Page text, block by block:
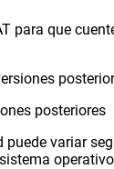
para que
posteriores
variar